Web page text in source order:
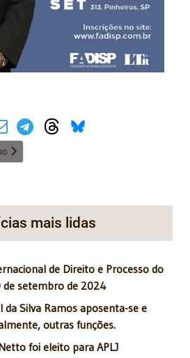
Media
Lançamento livro José Renato Nalini
artigo: Kiyoshi Harada foi eleito
mais lidas
de Direito e Processo do
setembro de 2024
da Silva Ramos aposenta-se e
outras funções.
foi eleito para APLJ